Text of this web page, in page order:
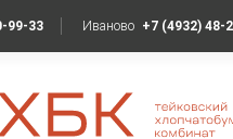
99-33 Иваново +7 (4932) 48-